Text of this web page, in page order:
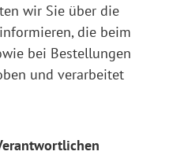
wir Sie über die
die beim
bei Bestellungen
und verarbeitet